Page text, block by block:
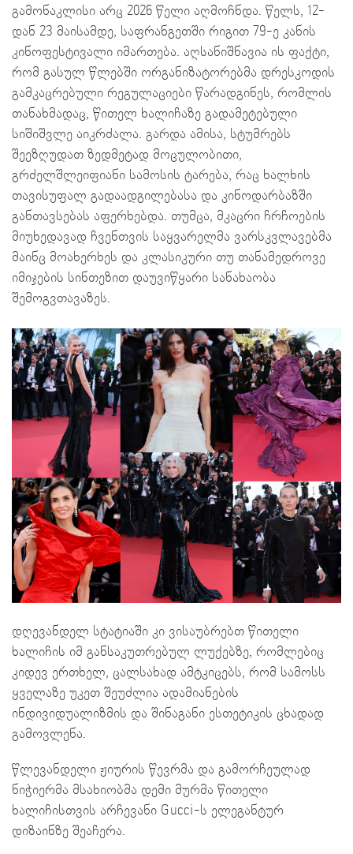
გამონაკლისი არც 2026 წელი აღმოჩნდა. წელს, 12-
დან 23 მაისამდე, საფრანგეთში რიგით 79-ე კანის
კინოფესტივალი იმართება. აღსანიშნავია ის ფაქტი,
რომ გასულ წლებში ორგანიზატორებმა დრესკოდის
გამკაცრებული რეგულაციები წარადგინეს, რომლის
თანახმადაც, წითელ ხალიჩაზე გადამეტებული
სიშიშვლე აიკრძალა. გარდა ამისა, სტუმრებს
შეეზღუდათ ზედმეტად მოცულობითი,
გრძელშლეიფიანი სამოსის ტარება, რაც ხალხის
თავისუფალ გადაადგილებასა და კინოდარბაზში
განთავსებას აფერხებდა. თუმცა, მკაცრი ჩრჩოების
მიუხედავად ჩვენთვის საყვარელმა ვარსკვლავებმა
მაინც მოახერხეს და კლასიკური თუ თანამედროვე
იმიჯების სინთეზით დაუვიწყარი სანახაობა
შემოგვთავაზეს.
დღევანდელ სტატიაში კი ვისაუბრებთ წითელი
ხალიჩის იმ განსაკუთრებულ ლუქებზე, რომლებიც
კიდევ ერთხელ, ცალსახად ამტკიცებს, რომ სამოსს
ყველაზე უკეთ შეუძლია ადამიანების
ინდივიდუალიზმის და შინაგანი ესთეტიკის ცხადად
გამოვლენა.
წლევანდელი ჟიურის წევრმა და გამორჩეულად
ნიჭიერმა მსახიობმა დემი მურმა წითელი
ხალიჩისთვის არჩევანი Gucci-ს ელეგანტურ
დიზაინზე შეაჩერა.